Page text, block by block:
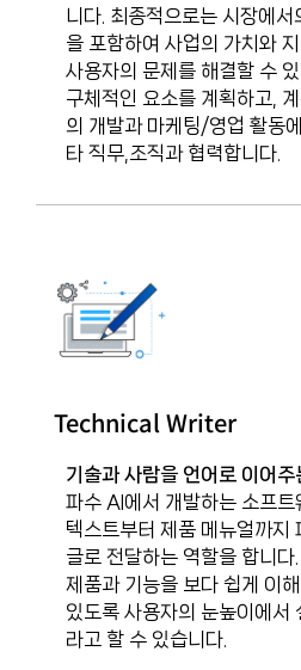
니다. 최종적으로는 시장에
을 포함하여 사업의 가치와
사용자의 문제를 해결할 수
구체적인 요소를 계획하고,
의 개발과 마케팅/영업 활동
타 직무,조직과 협력합니다.
Technical Writer
기술과 사람을 언어로 이어
파수 AI에서 개발하는 소프
텍스트부터 제품 메뉴얼까지
글로 전달하는 역할을 합니
제품과 기능을 보다 쉽게 이
있도록 사용자의 눈높이에서
라고 할 수 있습니다.